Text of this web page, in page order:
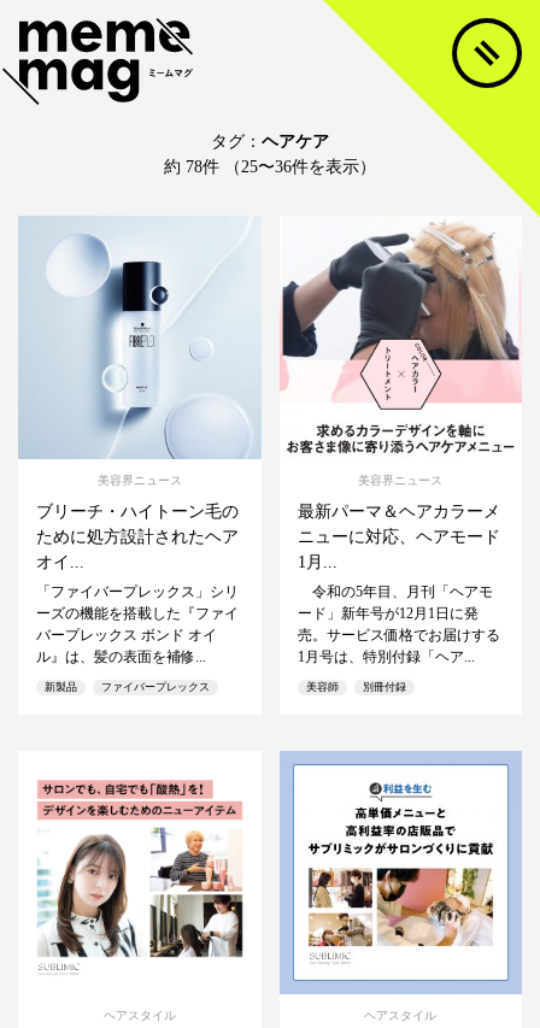
タグ： ヘアケア
約 78件 （25〜36件を表示）
美容界ニュース
ブリーチ・ハイトーン毛の
ために処方設計されたヘア
オイ...
「ファイバープレックス」シリ
ーズの機能を搭載した『ファイ
バープレックス ボンド オイ
ル』は、髪の表面を補修...
新製品 ファイバープレックス
美容界ニュース
最新パーマ＆ヘアカラーメ
ニューに対応、ヘアモード
1月...
令和の5年目、月刊「ヘアモ
ード」新年号が12月1日に発
売。サービス価格でお届けする
1月号は、特別付録「ヘア...
美容師 別冊付録
ヘアスタイル ヘアスタイル